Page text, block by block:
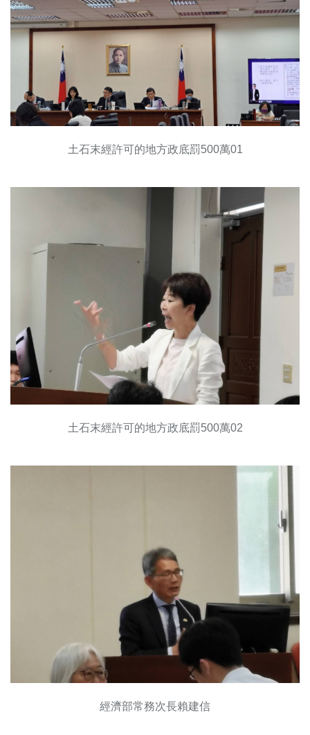
土石末經許可的地方政底罰500萬01
土石末經許可的地方政底罰500萬02
經濟部常務次長賴建信